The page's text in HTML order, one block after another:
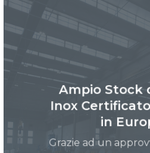
Ampio Stock
Inox
in
Grazie ad un